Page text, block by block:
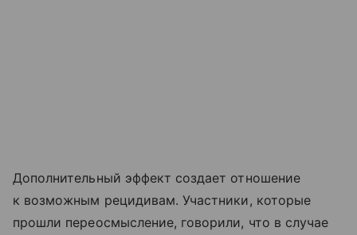
Дополнительный эффект создает отношение
к возможным рецидивам. Участники, которые
прошли переосмысление, говорили, что в случае